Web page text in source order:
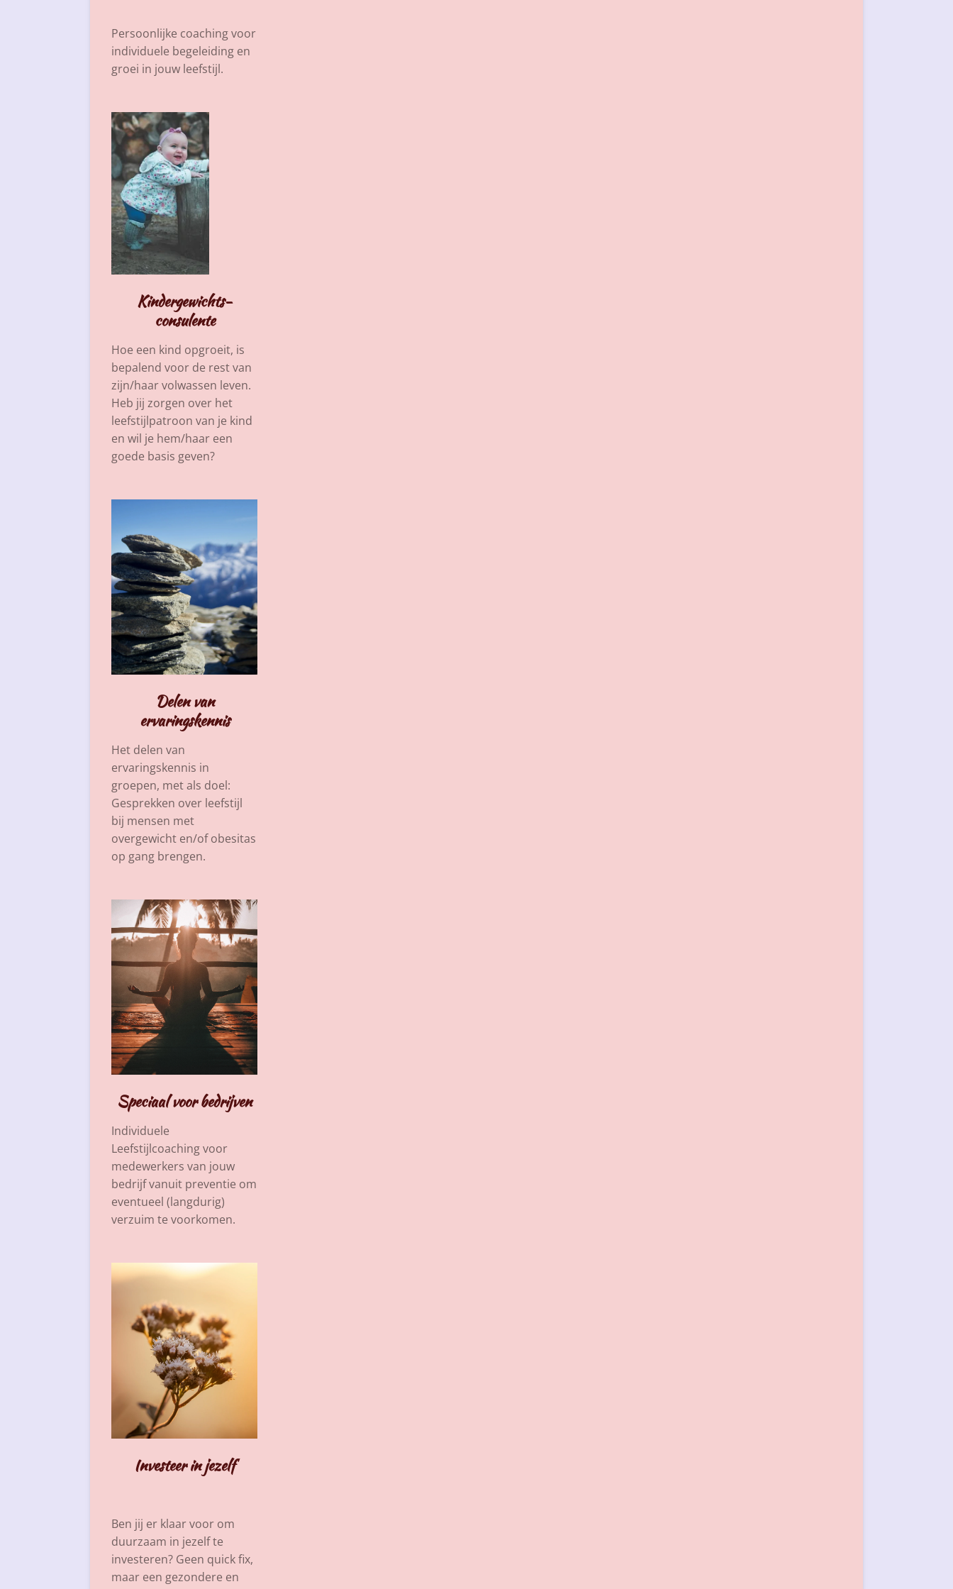
Persoonlijke coaching voor
individuele begeleiding en
groei in jouw leefstijl.
Kindergewichts-
consulente
Hoe een kind opgroeit, is
bepalend voor de rest van
zijn/haar volwassen leven.
Heb jij zorgen over het
leefstijlpatroon van je kind
en wil je hem/haar een
goede basis geven?
Delen van
ervaringskennis
Het delen van
ervaringskennis in
groepen, met als doel:
Gesprekken over leefstijl
bij mensen met
overgewicht en/of obesitas
op gang brengen.
Speciaal voor bedrijven
Individuele
Leefstijlcoaching voor
medewerkers van jouw
bedrijf vanuit preventie om
eventueel (langdurig)
verzuim te voorkomen.
Investeer in jezelf
Ben jij er klaar voor om
duurzaam in jezelf te
investeren? Geen quick fix,
maar een gezondere en